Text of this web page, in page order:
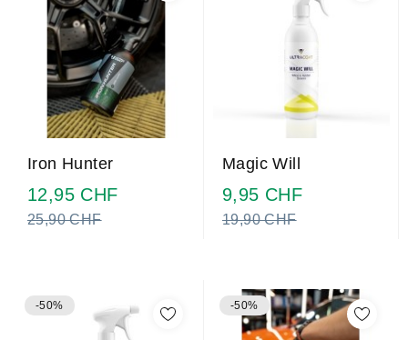
Iron Hunter
12,95 CHFPrix
25,90 CHF
Magic Will
9,95 CHFPrix
19,90 CHF
-50% -50%